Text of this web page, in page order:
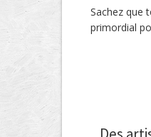
Sachez que
primordial